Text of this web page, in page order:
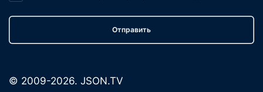
Отправить
© 2009-2026. JSON.TV